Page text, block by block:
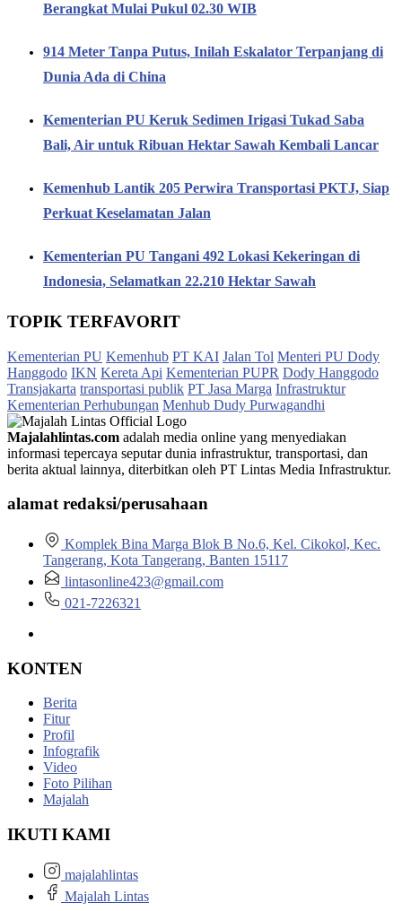
Berangkat Mulai Pukul 02.30 WIB
914 Meter Tanpa Putus, Inilah Eskalator Terpanjang di
Dunia Ada di China
Kementerian PU Keruk Sedimen Irigasi Tukad Saba
Bali, Air untuk Ribuan Hektar Sawah Kembali Lancar
Kemenhub Lantik 205 Perwira Transportasi PKTJ, Siap
Perkuat Keselamatan Jalan
Kementerian PU Tangani 492 Lokasi Kekeringan di
Indonesia, Selamatkan 22.210 Hektar Sawah
TOPIK TERFAVORIT
Kementerian PU Kemenhub PT KAI Jalan Tol Menteri PU Dody
Hanggodo IKN Kereta Api Kementerian PUPR Dody Hanggodo
Transjakarta transportasi publik PT Jasa Marga Infrastruktur
Kementerian Perhubungan Menhub Dudy Purwagandhi
Majalahlintas.com adalah media online yang menyediakan
informasi tepercaya seputar dunia infrastruktur, transportasi, dan
berita aktual lainnya, diterbitkan oleh PT Lintas Media Infrastruktur.
alamat redaksi/perusahaan
Komplek Bina Marga Blok B No.6, Kel. Cikokol, Kec.
Tangerang, Kota Tangerang, Banten 15117
lintasonline423@gmail.com
021-7226321
KONTEN
Berita
Fitur
Profil
Infografik
Video
Foto Pilihan
Majalah
IKUTI KAMI
majalahlintas
Majalah Lintas